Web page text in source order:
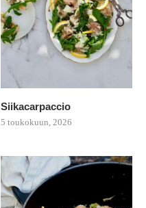
Siikacarpaccio
5 toukokuun, 2026